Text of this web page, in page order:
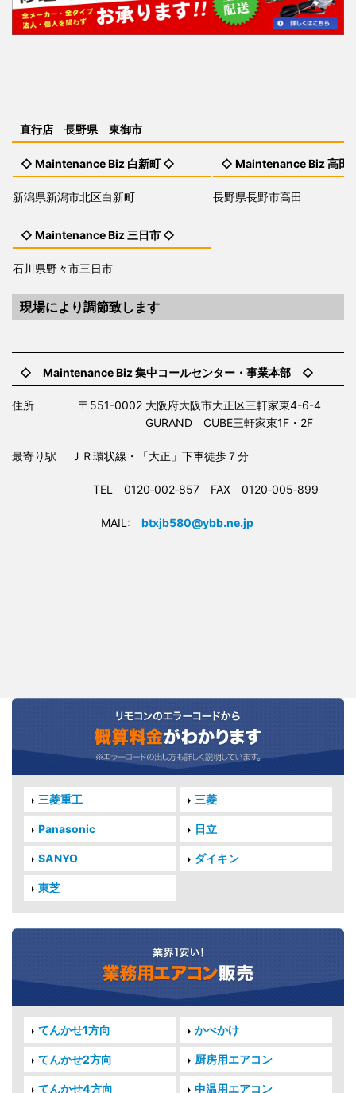
直行店 長野県 東御市
◇ Maintenance Biz 白新町 ◇
新潟県新潟市北区白新町
◇ Maintenance Biz 高田
長野県長野市高田
◇ Maintenance Biz 三日市 ◇
石川県野々市三日市
現場により調節致します
◇ Maintenance Biz 集中コールセンター・事業本部 ◇
住所 〒551-0002 大阪府大阪市大正区三軒家東4-6-4
GURAND CUBE三軒家東1F・2F
最寄り駅 ＪＲ環状線・「大正」下車徒歩７分
TEL 0120‐002‐857 FAX 0120‐005‐899
MAIL: btxjb580@ybb.ne.jp
三菱重工 三菱
Panasonic 日立
SANYO ダイキン
東芝
てんかせ1方向 かべかけ
てんかせ2方向 厨房用エアコン
てんかせ4方向 中温用エアコン